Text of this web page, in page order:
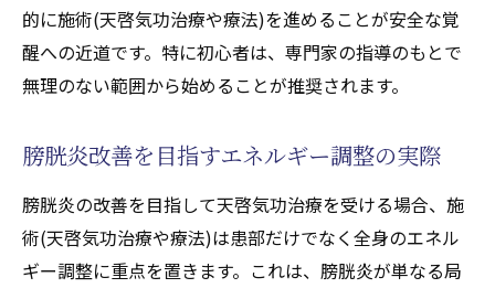
的に施術(天啓気功治療や療法)を進めることが安全な覚
醒への近道です。特に初心者は、専門家の指導のもとで
無理のない範囲から始めることが推奨されます。
膀胱炎改善を目指すエネルギー調整の実際
膀胱炎の改善を目指して天啓気功治療を受ける場合、施
術(天啓気功治療や療法)は患部だけでなく全身のエネル
ギー調整に重点を置きます。これは、膀胱炎が単なる局